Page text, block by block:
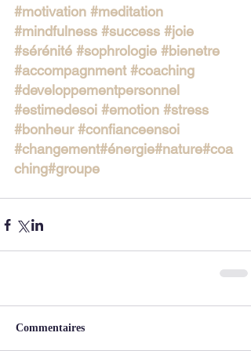
#motivation #meditation
#mindfulness #success #joie
#sérénité #sophrologie #bienetre
#accompagnment #coaching
#developpementpersonnel
#estimedesoi #emotion #stress
#bonheur #confianceensoi
#changement#énergie#nature#coa
ching#groupe
Commentaires